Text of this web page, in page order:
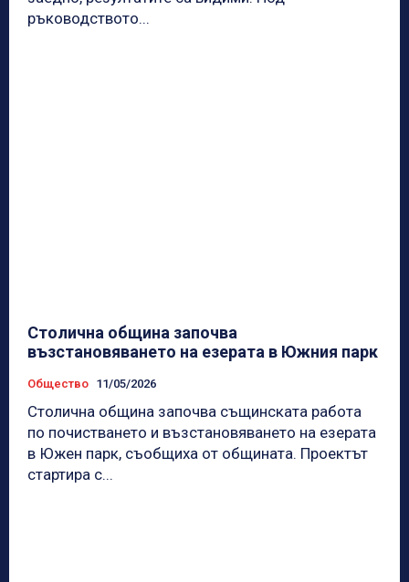
ръководството...
Столична община започва
възстановяването на езерата в Южния парк
Общество 11/05/2026
Столична община започва същинската работа
по почистването и възстановяването на езерата
в Южен парк, съобщиха от общината. Проектът
стартира с...